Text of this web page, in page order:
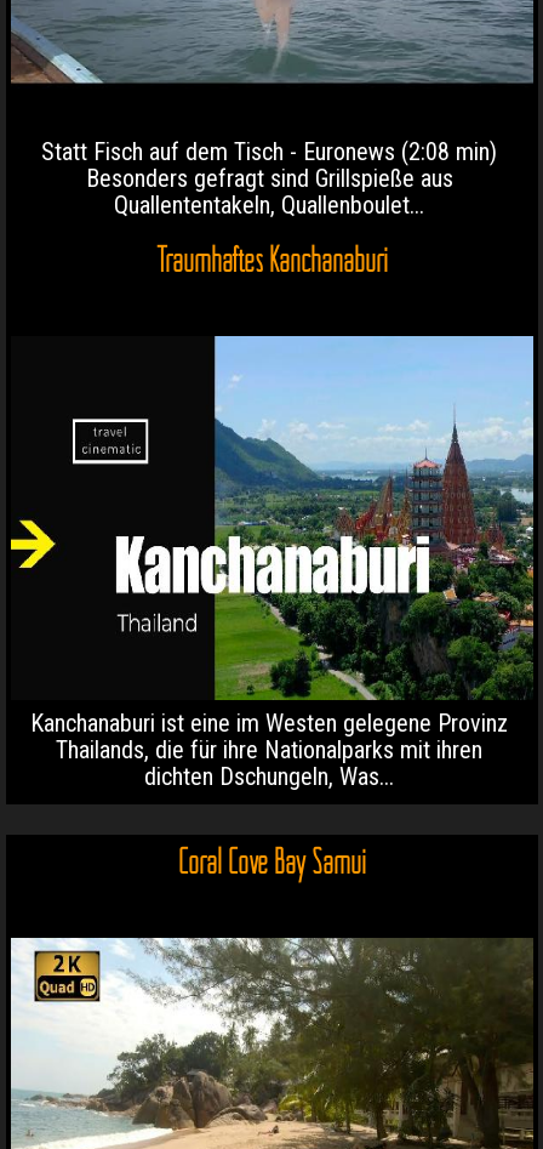
Statt Fisch auf dem Tisch - Euronews (2:08 min)
Besonders gefragt sind Grillspieße aus
Quallententakeln, Quallenboulet...
Traumhaftes Kanchanaburi
Kanchanaburi ist eine im Westen gelegene Provinz
Thailands, die für ihre Nationalparks mit ihren
dichten Dschungeln, Was...
Coral Cove Bay Samui